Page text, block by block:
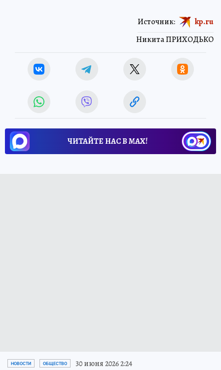
Никита ПРИХОДЬКО
Источник: kp.ru
ЧИТАЙТЕ НАС В МАХ!
НОВОСТИ ОБЩЕСТВО 30 июня 2026 2:24